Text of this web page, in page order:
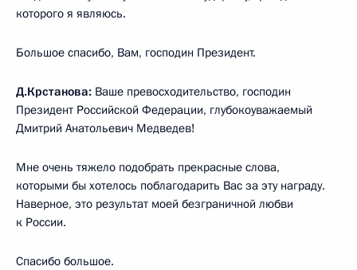
которого я являюсь.
Большое спасибо, Вам, господин Президент.
Д.Крстанова: Ваше превосходительство, господин
Президент Российской Федерации, глубокоуважаемый
Дмитрий Анатольевич Медведев!
Мне очень тяжело подобрать прекрасные слова,
которыми бы хотелось поблагодарить Вас за эту награду.
Наверное, это результат моей безграничной любви
к России.
Спасибо большое.